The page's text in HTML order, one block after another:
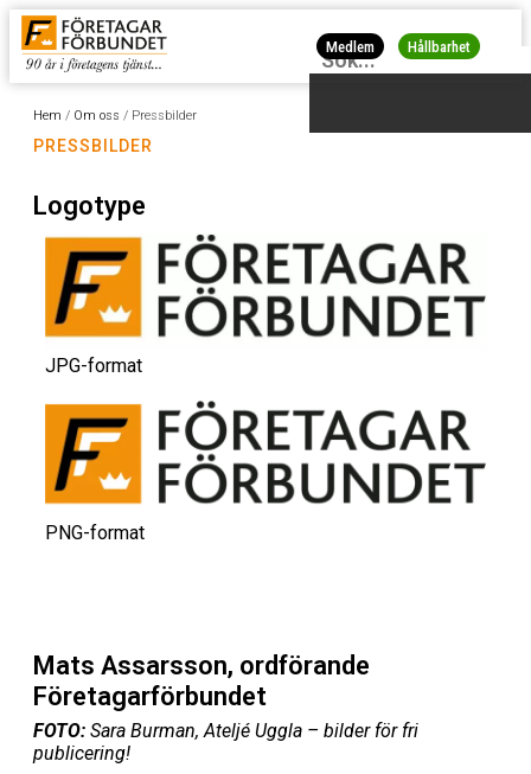
Medlem Hållbarhet
Hem / Om oss / Pressbilder
PRESSBILDER
Logotype
JPG-format
PNG-format
Mats Assarsson, ordförande
Företagarförbundet
FOTO: Sara Burman, Ateljé Uggla – bilder för fri
publicering!